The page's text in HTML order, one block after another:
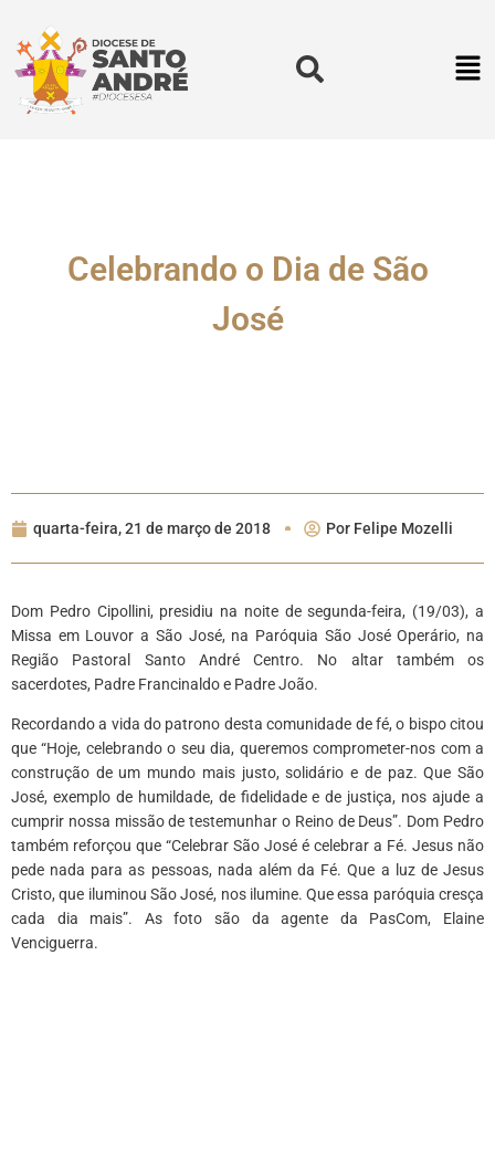
Celebrando o Dia de São
José
quarta-feira, 21 de março de 2018 Por Felipe Mozelli
Dom Pedro Cipollini, presidiu na noite de segunda-feira, (19/03), a
Missa em Louvor a São José, na Paróquia São José Operário, na
Região Pastoral Santo André Centro. No altar também os
sacerdotes, Padre Francinaldo e Padre João.
Recordando a vida do patrono desta comunidade de fé, o bispo citou
que “Hoje, celebrando o seu dia, queremos comprometer-nos com a
construção de um mundo mais justo, solidário e de paz. Que São
José, exemplo de humildade, de fidelidade e de justiça, nos ajude a
cumprir nossa missão de testemunhar o Reino de Deus”. Dom Pedro
também reforçou que “Celebrar São José é celebrar a Fé. Jesus não
pede nada para as pessoas, nada além da Fé. Que a luz de Jesus
Cristo, que iluminou São José, nos ilumine. Que essa paróquia cresça
cada dia mais”. As foto são da agente da PasCom, Elaine
Venciguerra.